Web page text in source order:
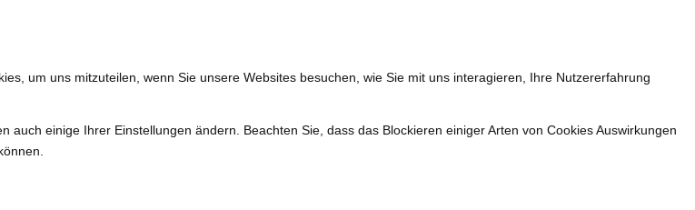
um uns mitzuteilen, wenn Sie unsere Websites besuchen, wie Sie mit uns interagieren, Ihre Nutzererfahrung
einige Ihrer Einstellungen ändern. Beachten Sie, dass das Blockieren einiger Arten von Cookies Auswirkungen